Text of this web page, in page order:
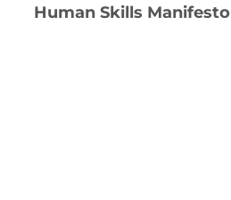
Human Skills Manifesto